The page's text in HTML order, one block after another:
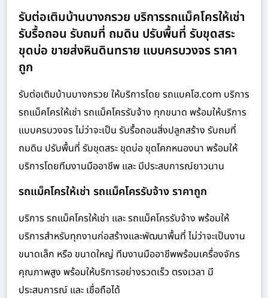
รับต่อเติมบ้านบางกรวย บริการรถแม็คโครให้เช่า
รับรื้อถอน รับถมที่ ถมดิน ปรับพื้นที่ รับขุดสระ
ขุดบ่อ ขายส่งหินดินทราย แบบครบวงจร ราคา
ถูก
รับต่อเติมบ้านบางกรวย ให้บริการโดย รถแบคโฮ.com บริการ
รถแม็คโครให้เช่า รถแม็คโครรับจ้าง ทุกขนาด พร้อมให้บริการ
แบบครบวงจร ไม่ว่าจะเป็น รับรื้อถอนสิ่งปลูกสร้าง รับถมที่
ถมดิน ปรับพื้นที่ รับขุดสระ ขุดบ่อ ขุดโคกหนองนา พร้อมให้
บริการโดยทีมงานมืออาชีพ และ มีประสบการณ์ยาวนาน
รถแม็คโครให้เช่า รถแม็คโครรับจ้าง ราคาถูก
บริการ รถแม็คโครให้เช่า และ รถแม็คโครรับจ้าง พร้อมให้
บริการสำหรับทุกงานก่อสร้างและพัฒนาพื้นที่ ไม่ว่าจะเป็นงาน
ขนาดเล็ก หรือ ขนาดใหญ่ ทีมงานมืออาชีพพร้อมเครื่องจักร
คุณภาพสูง พร้อมให้บริการอย่างรวดเร็ว ตรงเวลา มี
ประสบการณ์ และ เชื่อถือได้